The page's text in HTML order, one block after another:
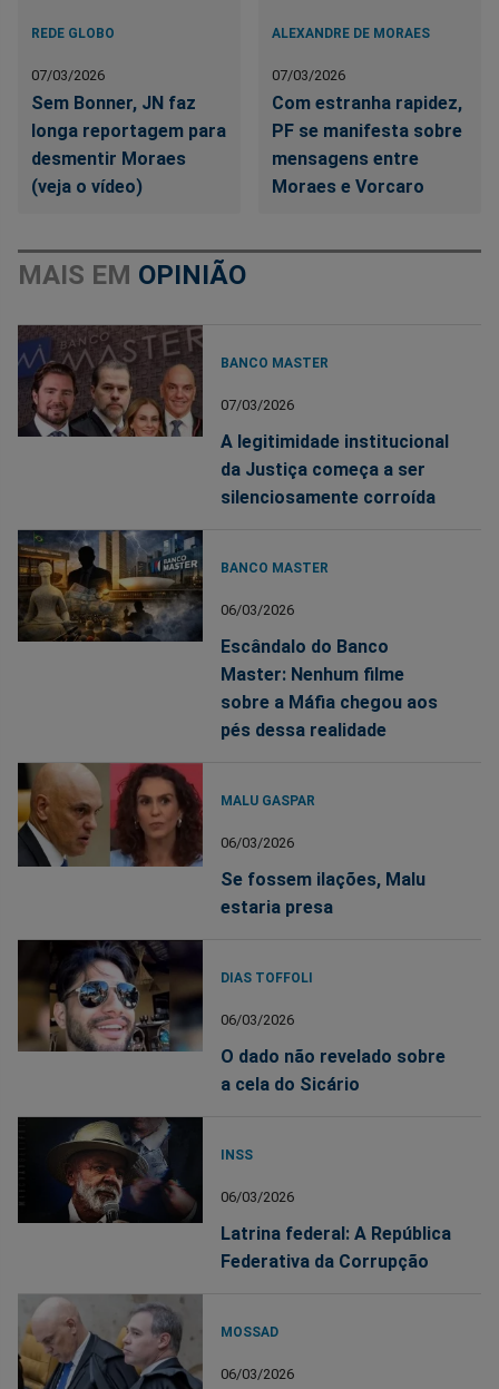
REDE GLOBO
07/03/2026
Sem Bonner, JN faz
longa reportagem para
desmentir Moraes
(veja o vídeo)
ALEXANDRE DE MORAES
07/03/2026
Com estranha rapidez,
PF se manifesta sobre
mensagens entre
Moraes e Vorcaro
MAIS EM OPINIÃO
BANCO MASTER
07/03/2026
A legitimidade institucional
da Justiça começa a ser
silenciosamente corroída
BANCO MASTER
06/03/2026
Escândalo do Banco
Master: Nenhum filme
sobre a Máfia chegou aos
pés dessa realidade
MALU GASPAR
06/03/2026
Se fossem ilações, Malu
estaria presa
DIAS TOFFOLI
06/03/2026
O dado não revelado sobre
a cela do Sicário
INSS
06/03/2026
Latrina federal: A República
Federativa da Corrupção
MOSSAD
06/03/2026